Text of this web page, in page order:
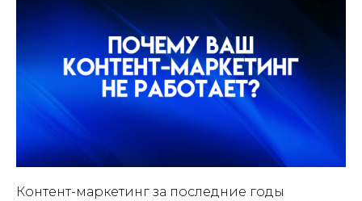
Контент-маркетинг за последние годы